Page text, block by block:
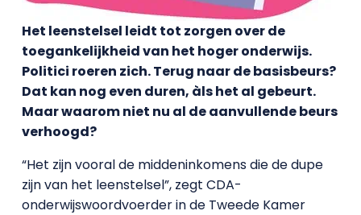
Het leenstelsel leidt tot zorgen over de
toegankelijkheid van het hoger onderwijs.
Politici roeren zich. Terug naar de basisbeurs?
Dat kan nog even duren, àls het al gebeurt.
Maar waarom niet nu al de aanvullende beurs
verhoogd?
“Het zijn vooral de middeninkomens die de dupe
zijn van het leenstelsel”, zegt CDA-
onderwijswoordvoerder in de Tweede Kamer